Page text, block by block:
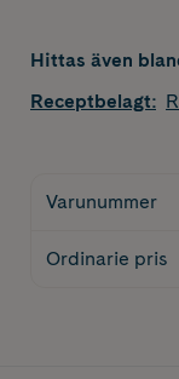
Hittas även
Receptbelagt:
Varunummer
Ordinarie pris